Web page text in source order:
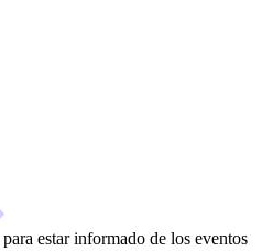
estar informado de los eventos